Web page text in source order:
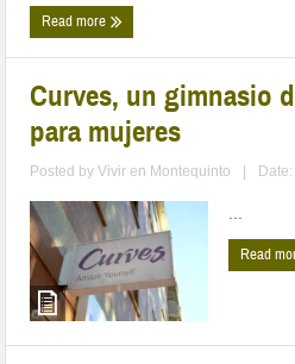
Read more
Curves, un gimnasio
para mujeres
Posted byVivir en Montequinto
...
Read